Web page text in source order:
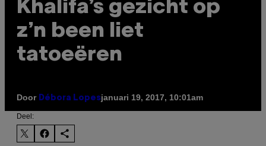
Khalifa’s gezicht op
z’n been liet
tatoeëren
Door Débora Lopesjanuari 19, 2017, 10:01am
Deel: